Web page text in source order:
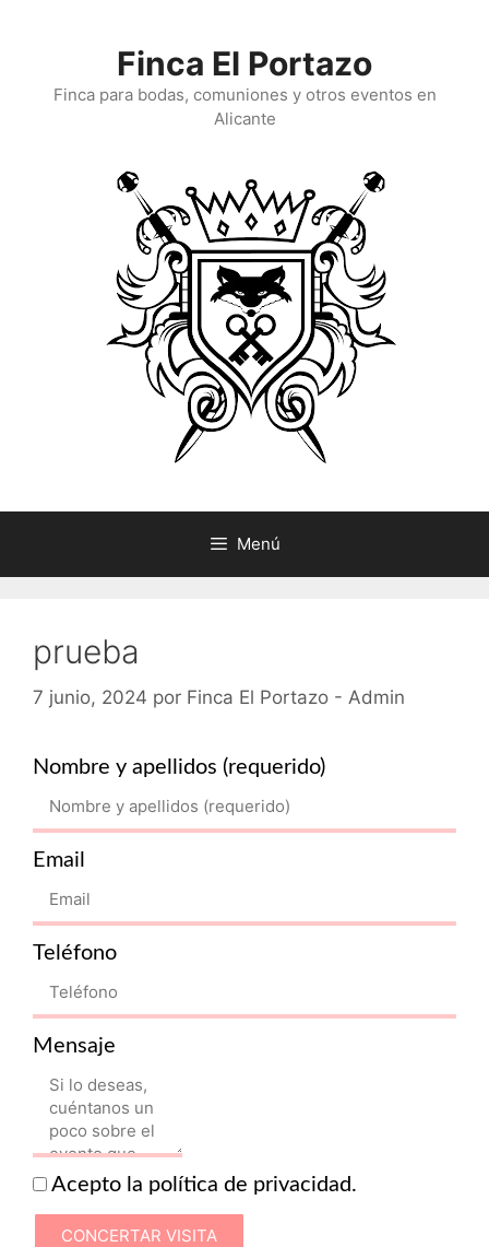
Finca El Portazo
Finca para bodas, comuniones y otros eventos en
Alicante
Menú
prueba
7 junio, 2024 por Finca El Portazo - Admin
Nombre y apellidos (requerido)
Email
Teléfono
Mensaje
Acepto la política de privacidad .